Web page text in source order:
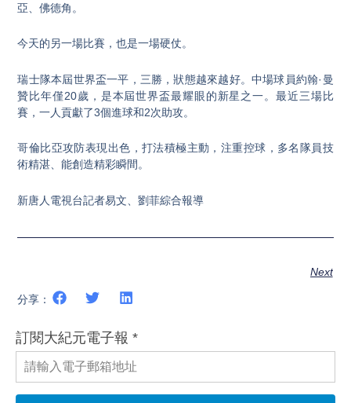
亞、佛德角。
今天的另一場比賽，也是一場硬仗。
瑞士隊本屆世界盃一平，三勝，狀態越來越好。中場球員約翰·曼
贊比年僅20歲，是本屆世界盃最耀眼的新星之一。最近三場比
賽，一人貢獻了3個進球和2次助攻。
哥倫比亞攻防表現出色，打法積極主動，注重控球，多名隊員技
術精湛、能創造精彩瞬間。
新唐人電視台記者易文、劉菲綜合報導
Next
分享：